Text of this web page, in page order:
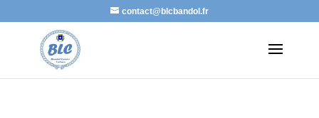
contact@blcbandol.fr